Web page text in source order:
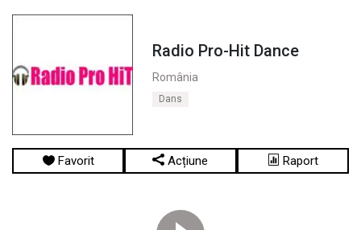
Radio Pro-Hit Dance
România
Dans
Favorit Acțiune Raport